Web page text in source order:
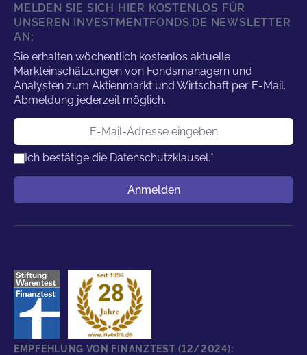
MELDEN SIE SICH HIER KOSTENLOS FÜR
UNSEREN INVESTMENTFONDS.DE NEWSLETTER
AN:
Sie erhalten wöchentlich kostenlos aktuelle
Markteinschätzungen von Fondsmanagern und
Analysten zum Aktienmarkt und Wirtschaft per E-Mail.
Abmeldung jederzeit möglich.
E-Mail-Adresse
Ich bestätige die Datenschutzklausel.*
Anmelden
EMPFEHLUNG VON FINANZTEST (12/2024):